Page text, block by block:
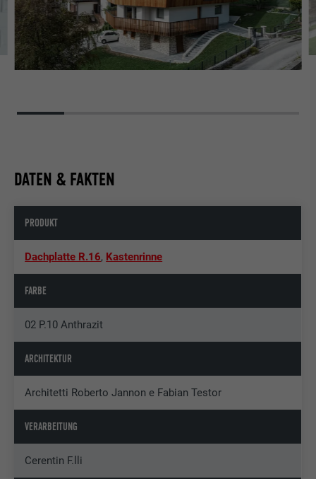
DATEN & FAKTEN
PRODUKT
Dachplatte R.16, Kastenrinne
FARBE
02 P.10 Anthrazit
ARCHITEKTUR
Architetti Roberto Jannon e Fabian Testor
VERARBEITUNG
Cerentin F.lli